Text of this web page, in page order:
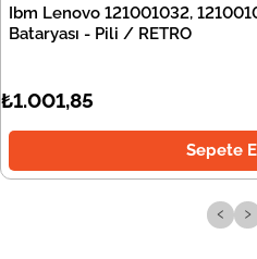
Ibm Lenovo 121001032,
Bataryası - Pili / RETRO
₺1.001,85
Sepete
‹ ›